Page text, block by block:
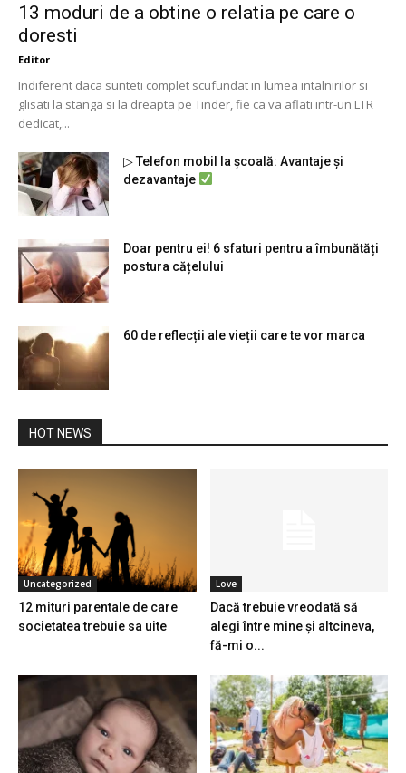
13 moduri de a obtine o relatia pe care o
doresti
Editor
Indiferent daca sunteti complet scufundat in lumea intalnirilor si
glisati la stanga si la dreapta pe Tinder, fie ca va aflati intr-un LTR
dedicat,...
▷ Telefon mobil la școală: Avantaje și
dezavantaje
Doar pentru ei! 6 sfaturi pentru a îmbunătăți
postura cățelului
60 de reflecții ale vieții care te vor marca
HOT NEWS
Uncategorized
12 mituri parentale de care
societatea trebuie sa uite
Love
Dacă trebuie vreodată să
alegi între mine și altcineva,
fă-mi o...